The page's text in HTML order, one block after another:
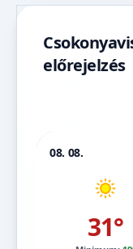
előrejelzés
08. 08.
31°